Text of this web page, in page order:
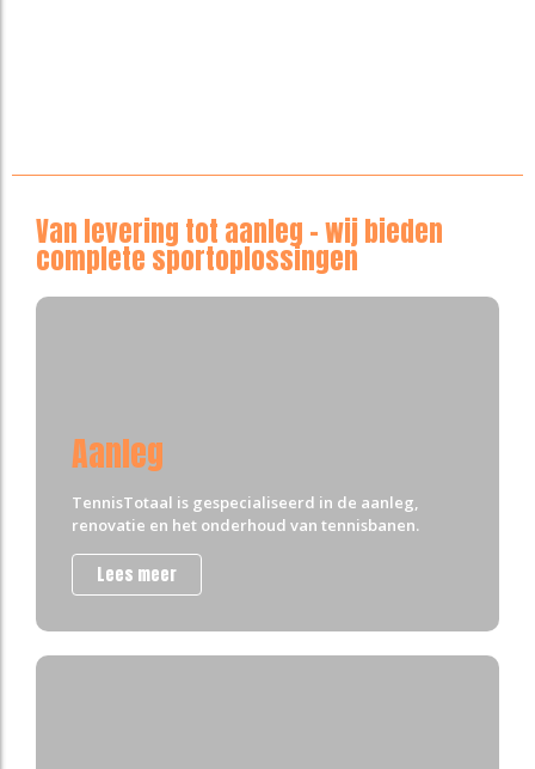
Van levering tot aanleg – wij bieden
complete sportoplossingen
Aanleg
TennisTotaal is gespecialiseerd in de aanleg,
renovatie en het onderhoud van tennisbanen.
Lees meer